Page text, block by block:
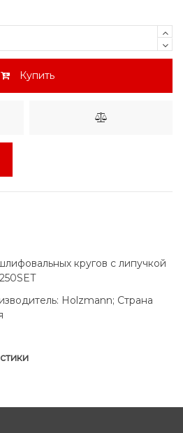
Купить
кругов с липучкой
Holzmann; Страна